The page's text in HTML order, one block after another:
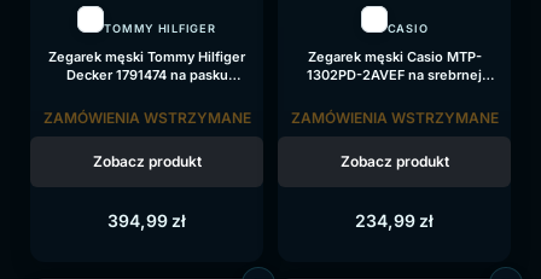
TOMMY HILFIGER
Zegarek męski Tommy Hilfiger
Decker 1791474 na pasku
394,99 zł
ZAMÓWIENIA WSTRZYMANE
Zobacz produkt
CASIO
Zegarek męski Casio MTP-
1302PD-2AVEF na srebrnej
234,99 zł
ZAMÓWIENIA WSTRZYMANE
Zobacz produkt